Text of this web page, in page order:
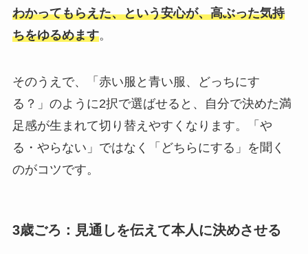
わかってもらえた、という安心が、高ぶった気持
ちをゆるめます。
そのうえで、「赤い服と青い服、どっちにす
る？」のように2択で選ばせると、自分で決めた満
足感が生まれて切り替えやすくなります。「や
る・やらない」ではなく「どちらにする」を聞く
のがコツです。
3歳ごろ：見通しを伝えて本人に決めさせる